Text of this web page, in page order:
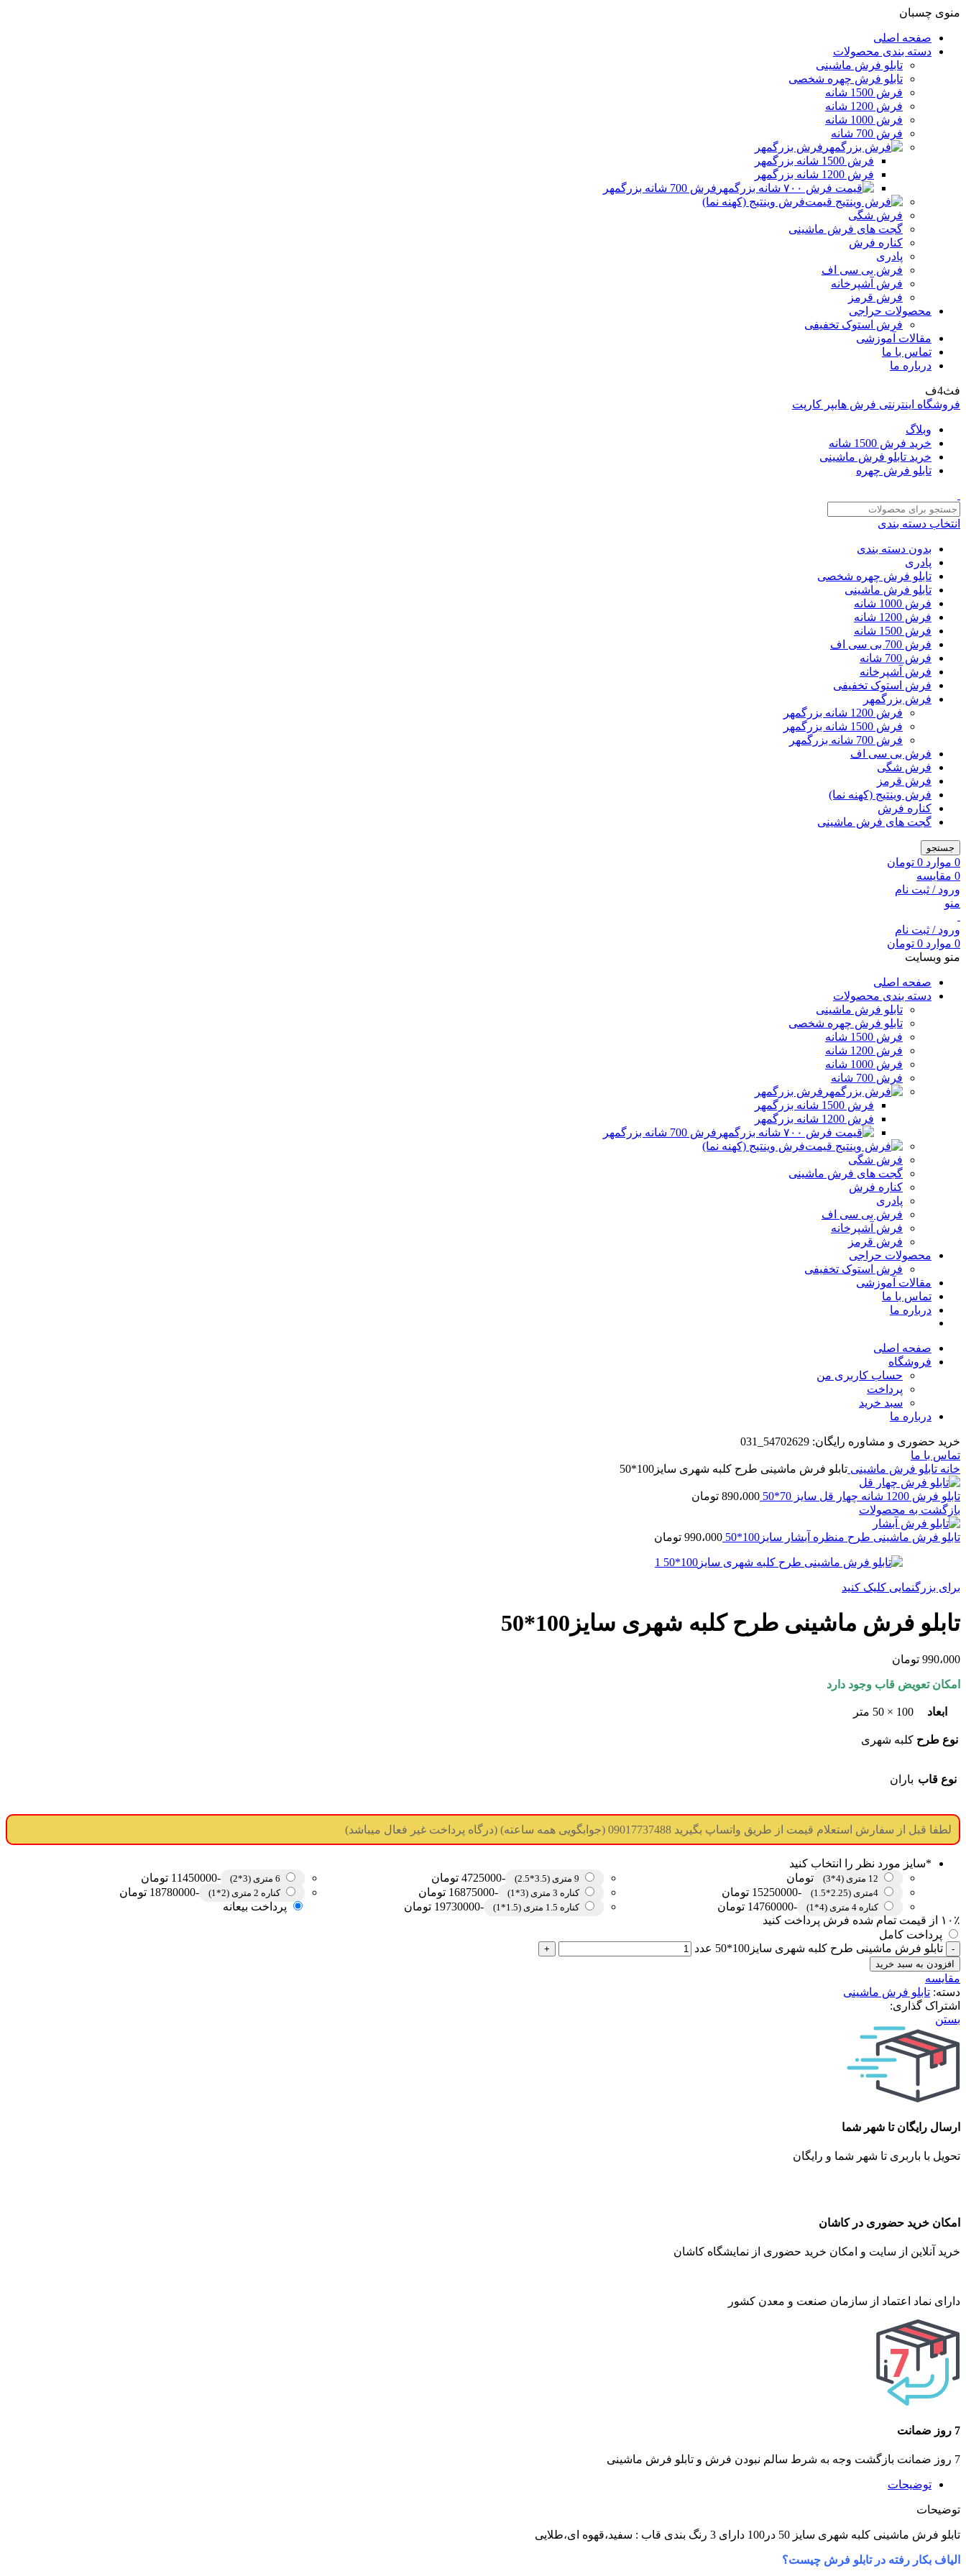
منوی چسبان
صفحه اصلی
دسته بندی محصولات
تابلو فرش ماشینی
تابلو فرش چهره شخصی
فرش 1500 شانه
فرش 1200 شانه
فرش 1000 شانه
فرش 700 شانه
فرش بزرگمهر
فرش 1500 شانه بزرگمهر
فرش 1200 شانه بزرگمهر
فرش 700 شانه بزرگمهر
فرش وینتیج (کهنه نما)
فرش شگی
گجت های فرش ماشینی
کناره فرش
پادری
فرش بی سی اف
فرش آشپرخانه
فرش قرمز
محصولات حراجی
فرش استوک تخفیفی
مقالات آموزشی
تماس با ما
درباره ما
فث4ف
فروشگاه اینترنتی فرش هایپر کارپت
وبلاگ
خرید فرش 1500 شانه
خرید تابلو فرش ماشینی
تابلو فرش چهره
انتخاب دسته بندی
بدون دسته بندی
پادری
تابلو فرش چهره شخصی
تابلو فرش ماشینی
فرش 1000 شانه
فرش 1200 شانه
فرش 1500 شانه
فرش 700 بی سی اف
فرش 700 شانه
فرش آشپرخانه
فرش استوک تخفیفی
فرش بزرگمهر
فرش 1200 شانه بزرگمهر
فرش 1500 شانه بزرگمهر
فرش 700 شانه بزرگمهر
فرش بی سی اف
فرش شگی
فرش قرمز
فرش وینتیج (کهنه نما)
کناره فرش
گجت های فرش ماشینی
جستجو
0 موارد 0 تومان
0 مقایسه
ورود / ثبت نام
منو
ورود / ثبت نام
0 موارد 0 تومان
منو وبسایت
صفحه اصلی
دسته بندی محصولات
تابلو فرش ماشینی
تابلو فرش چهره شخصی
فرش 1500 شانه
فرش 1200 شانه
فرش 1000 شانه
فرش 700 شانه
فرش بزرگمهر
فرش 1500 شانه بزرگمهر
فرش 1200 شانه بزرگمهر
فرش 700 شانه بزرگمهر
فرش وینتیج (کهنه نما)
فرش شگی
گجت های فرش ماشینی
کناره فرش
پادری
فرش بی سی اف
فرش آشپرخانه
فرش قرمز
محصولات حراجی
فرش استوک تخفیفی
مقالات آموزشی
تماس با ما
درباره ما
صفحه اصلی
فروشگاه
حساب کاربری من
پرداخت
سبد خرید
درباره ما
خرید حضوری و مشاوره رایگان: 54702629_031
تماس با ما
خانه تابلو فرش ماشینی تابلو فرش ماشینی طرح کلبه شهری سایز100*50
تابلو فرش 1200 شانه چهار قل سایز 70*50 890،000 تومان
بازگشت به محصولات
تابلو فرش ماشینی طرح منظره آبشار سایز100*50 990،000 تومان
برای بزرگنمایی کلیک کنید
تابلو فرش ماشینی طرح کلبه شهری سایز100*50
990،000 تومان
امکان تعویض قاب وجود دارد
ابعاد 100 × 50 متر
نوع طرح کلبه شهری
نوع قاب باران
لطفا قبل از سفارش استعلام قیمت از طریق واتساپ بگیرید 09017737488 (جوابگویی همه ساعته) (درگاه پرداخت غیر فعال میباشد)
*سایز مورد نظر را انتخاب کنید
12 متری (4*3) تومان 9 متری (3.5*2.5) -4725000 تومان 6 متری (3*2) -11450000 تومان
4متری (2.25*1.5) -15250000 تومان کناره 3 متری (3*1) -16875000 تومان کناره 2 متری (2*1) -18780000 تومان
کناره 4 متری (4*1) -14760000 تومان کناره 1.5 متری (1.5*1) -19730000 تومان
پرداخت بیعانه
۱۰٪ از قیمت تمام شده فرش پرداخت کنید
پرداخت کامل
تابلو فرش ماشینی طرح کلبه شهری سایز100*50 عدد
افزودن به سبد خرید
مقایسه
دسته: تابلو فرش ماشینی
اشتراک گذاری:
بستن
ارسال رایگان تا شهر شما
تحویل با باربری تا شهر شما و رایگان
امکان خرید حضوری در کاشان
خرید آنلاین از سایت و امکان خرید حضوری از نمایشگاه کاشان
دارای نماد اعتماد از سازمان صنعت و معدن کشور
7 روز ضمانت
7 روز ضمانت بازگشت وجه به شرط سالم نبودن فرش و تابلو فرش ماشینی
توضیحات
توضیحات
تابلو فرش ماشینی کلبه شهری سایز 50 در100 دارای 3 رنگ بندی قاب : سفید،قهوه ای،طلایی
الیاف بکار رفته در تابلو فرش چیست؟